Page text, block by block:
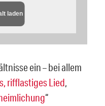
laden
ein – bei allem
rifflastiges Lied,
“